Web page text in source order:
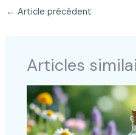
← Article précédent
Articles